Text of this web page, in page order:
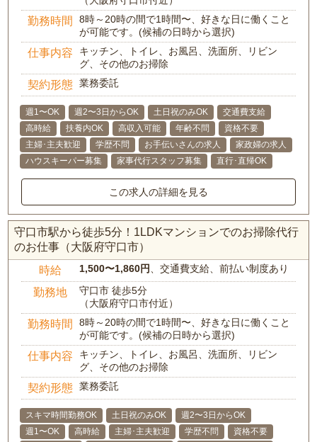
勤務時間
8時～20時の間で1時間〜、好きな日に働くこと
が可能です。(候補の日時から選択)
仕事内容
キッチン、トイレ、お風呂、洗面所、リビン
グ、その他のお掃除
契約形態 業務委託
週1〜OK 週2〜3日からOK 土日祝のみOK
交通費支給
高時給
扶養内OK 高収入可能 年齢不問
資格不要
主婦･主夫歓迎
学歴不問 お手伝いさんの求人
家政婦の求人
ハウスキーパー募集
家事代行スタッフ募集 直行･直帰OK
この求人の詳細を見る
守口市駅から徒歩5分！1LDKマンションでのお掃除代行
のお仕事（大阪府守口市）
時給 1,500〜1,860円、交通費支給、前払い制度あり
勤務地
守口市 徒歩5分
（大阪府守口市付近）
勤務時間
8時～20時の間で1時間〜、好きな日に働くこと
が可能です。(候補の日時から選択)
仕事内容
キッチン、トイレ、お風呂、洗面所、リビン
グ、その他のお掃除
契約形態 業務委託
スキマ時間勤務OK 土日祝のみOK
週2〜3日からOK
週1〜OK
高時給 主婦･主夫歓迎 学歴不問
資格不要